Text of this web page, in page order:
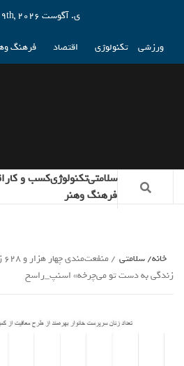
ی. آگوست 9th, 2026
ورزشی تکنولوژی اقتصاد فرهنگ
سلامتیتکنولوژیکسب و کار
فرهنگ وهنر
خانه سلامتی
زندگی به دست تو می‌چرخه» اسنپ_راسخ